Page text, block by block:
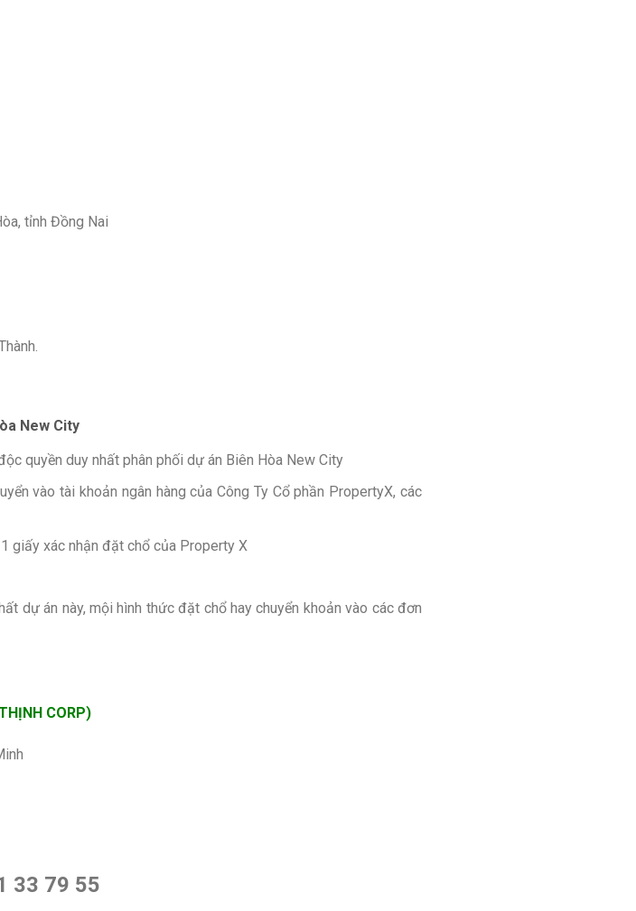
tỉnh Đồng Nai
New City
quyền duy nhất phân phối dự án Biên Hòa New City
vào tài khoản ngân hàng của Công Ty Cổ phần PropertyX, các
giấy xác nhận đặt chổ của Property X
dự án này, mội hình thức đặt chổ hay chuyển khoản vào các đơn
CORP)
33 79 55